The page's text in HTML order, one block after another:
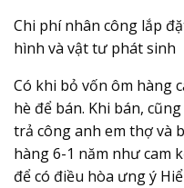
Chi phí nhân công lắp
hình và vật tư phát sinh
Có khi bỏ vốn ôm hàng
hè để bán. Khi bán,
trả công anh em thợ và
hàng 6-1 năm như cam
để có điều hòa ưng ý